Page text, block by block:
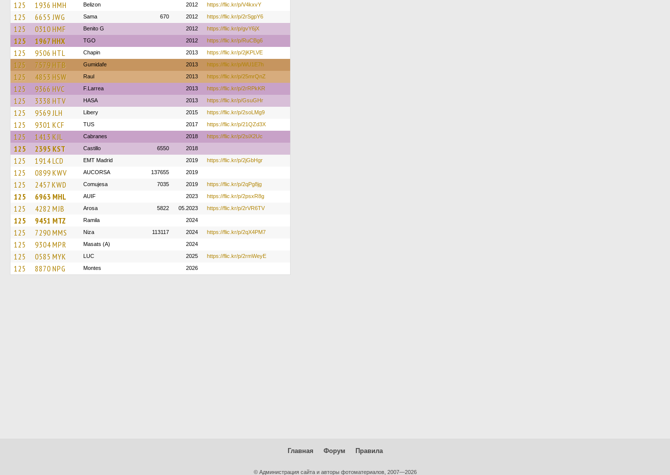
125 1936 HMH Belizon 2012 https://flic.kr/p/V4kxvY
125 6655 JWG Sama 670 2012 https://flic.kr/p/2rSgpY6
125 0310 HMF Benito G 2012 https://flic.kr/p/gvY6jX
125 1967 HHX TGO 2012 https://flic.kr/p/RuCBg6
125 9506 HTL Chapin 2013 https://flic.kr/p/2jKPLVE
125 7579 HTB Gumidafe 2013 https://flic.kr/p/WU1E7h
125 4853 HSW Raul 2013 https://flic.kr/p/25mrQnZ
125 9366 HVC F.Larrea 2013 https://flic.kr/p/2rRPkKR
125 3338 HTV HASA 2013 https://flic.kr/p/GsuGHr
125 9569 JLH Libery 2015 https://flic.kr/p/2soLMg9
125 9301 KCF TUS 2017 https://flic.kr/p/21QZd3X
125 1413 KJL Cabranes 2018 https://flic.kr/p/2siX2Uc
125 2395 KST Castillo 6550 2018
125 1914 LCD EMT Madrid 2019 https://flic.kr/p/2jGbHgr
125 0899 KWV AUCORSA 137655 2019
125 2457 KWD Comujesa 7035 2019 https://flic.kr/p/2qPg8jg
125 6963 MHL AUIF 2023 https://flic.kr/p/2psxR8g
125 4282 MJB Arosa 5822 05.2023 https://flic.kr/p/2rVR6TV
125 9451 MTZ Ramila 2024
125 7290 MMS Niza 113117 2024 https://flic.kr/p/2qX4PM7
125 9304 MPR Masats (A) 2024
125 0585 MYK LUC 2025 https://flic.kr/p/2rmWeyE
125 8870 NPG Montes 2026
Главная Форум Правила
© Администрация сайта и авторы фотоматериалов, 2007—2026